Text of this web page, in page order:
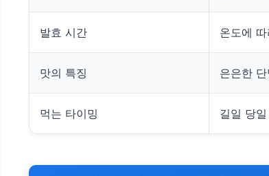
발효 시간 온도에
맛의 특징 은은한
먹는 타이밍 길일 당